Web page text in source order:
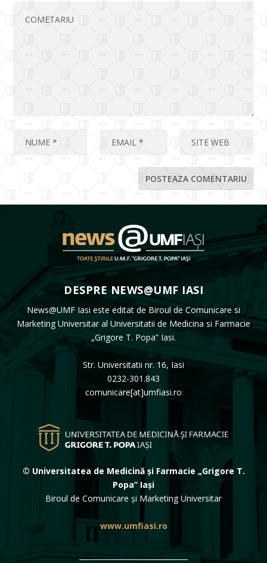
DESPRE NEWS@UMF IASI
News@UMF Iasi este editat de Biroul de Comunicare si
Marketing Universitar al Universitatii de Medicina si Farmacie
„Grigore T. Popa” Iasi.
Str. Universitatii nr. 16, Iasi
0232-301.843
comunicare[at]umfiasi.ro
© Universitatea de Medicină și Farmacie „Grigore T.
Popa” Iași
Biroul de Comunicare și Marketing Universitar
www.umfiasi.ro